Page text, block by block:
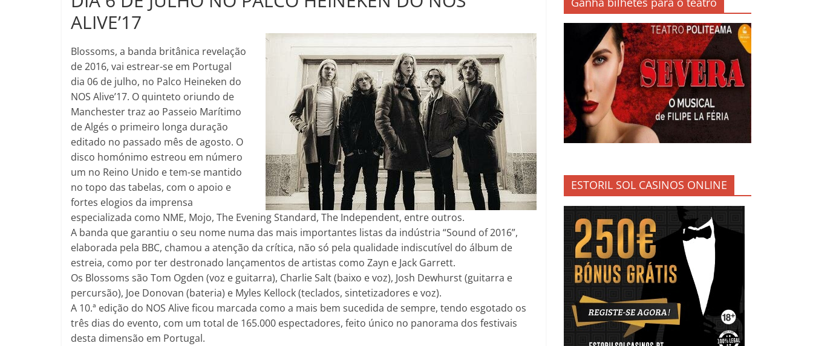
n
s
d
e
ALIVE’17
Blossoms, a banda britânica revelação
de 2016, vai estrear-se em Portugal
dia 06 de julho, no Palco Heineken do
NOS Alive’17. O quinteto oriundo de
Manchester traz ao Passeio Marítimo
de Algés o primeiro longa duração
editado no passado mês de agosto. O
disco homónimo estreou em número
um no Reino Unido e tem-se mantido
no topo das tabelas, com o apoio e
fortes elogios da imprensa
especializada como NME, Mojo, The Evening Standard, The Independent, entre outros.
A banda que garantiu o seu nome numa das mais importantes listas da indústria “Sound of 2016”,
elaborada pela BBC, chamou a atenção da crítica, não só pela qualidade indiscutível do álbum de
estreia, como por ter destronado lançamentos de artistas como Zayn e Jack Garrett.
Os Blossoms são Tom Ogden (voz e guitarra), Charlie Salt (baixo e voz), Josh Dewhurst (guitarra e
percursão), Joe Donovan (bateria) e Myles Kellock (teclados, sintetizadores e voz).
A 10.ª edição do NOS Alive ficou marcada como a mais bem sucedida de sempre, tendo esgotado os
três dias do evento, com um total de 165.000 espectadores, feito único no panorama dos festivais
desta dimensão em Portugal.
ESTORIL SOL CASINOS ONLINE